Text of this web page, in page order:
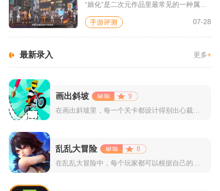
“娘化”是二次元作品里最常见的一种属性，这种属性不分物种、不...
手游评测 07-28
最新录入 更多+
画出斜坡
9
乱乱大冒险
8